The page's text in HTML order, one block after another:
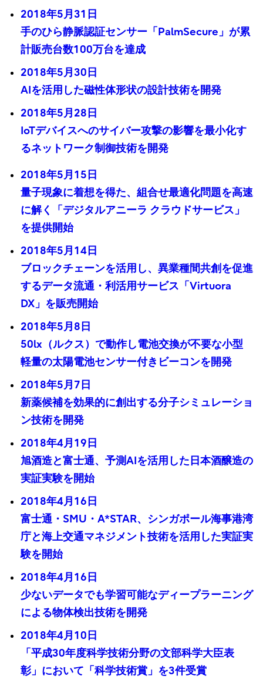
2018年5月31日
手のひら静脈認証センサー「PalmSecure」が累
計販売台数100万台を達成
2018年5月30日
AIを活用した磁性体形状の設計技術を開発
2018年5月28日
IoTデバイスへのサイバー攻撃の影響を最小化す
るネットワーク制御技術を開発
2018年5月15日
量子現象に着想を得た、組合せ最適化問題を高速
に解く「デジタルアニーラ クラウドサービス」
を提供開始
2018年5月14日
ブロックチェーンを活用し、異業種間共創を促進
するデータ流通・利活用サービス「Virtuora
DX」を販売開始
2018年5月8日
50lx（ルクス）で動作し電池交換が不要な小型
軽量の太陽電池センサー付きビーコンを開発
2018年5月7日
新薬候補を効果的に創出する分子シミュレーショ
ン技術を開発
2018年4月19日
旭酒造と富士通、予測AIを活用した日本酒醸造の
実証実験を開始
2018年4月16日
富士通・SMU・A*STAR、シンガポール海事港湾
庁と海上交通マネジメント技術を活用した実証実
験を開始
2018年4月16日
少ないデータでも学習可能なディープラーニング
による物体検出技術を開発
2018年4月10日
「平成30年度科学技術分野の文部科学大臣表
彰」において「科学技術賞」を3件受賞